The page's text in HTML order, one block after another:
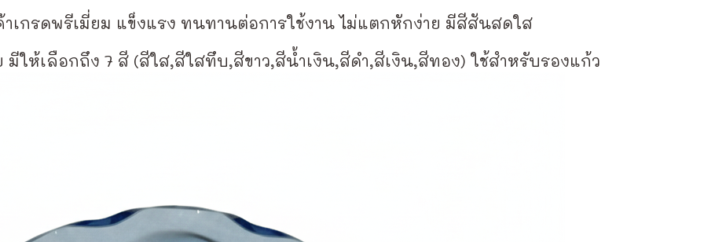
เกรดพรีเมี่ยม แข็งแรง ทนทานต่อการใช้งาน ไม่แตกหักง่าย มีสีสันสดใส
มีให้เลือกถึง 7 สี (สีใส,สีใสทึบ,สีขาว,สีน้ำเงิน,สีดำ,สีเงิน,สีทอง) ใช้สำหรับรองแก้ว